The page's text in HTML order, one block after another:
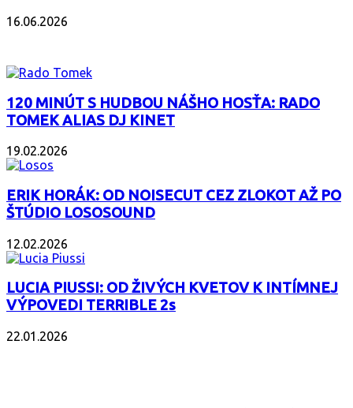
16.06.2026
120 MINÚT S HUDBOU NÁŠHO HOSŤA: RADO
TOMEK ALIAS DJ KINET
19.02.2026
ERIK HORÁK: OD NOISECUT CEZ ZLOKOT AŽ PO
ŠTÚDIO LOSOSOUND
12.02.2026
LUCIA PIUSSI: OD ŽIVÝCH KVETOV K INTÍMNEJ
VÝPOVEDI TERRIBLE 2s
22.01.2026